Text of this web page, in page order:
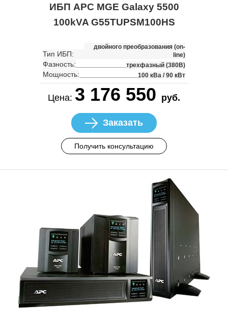
ИБП APC MGE Galaxy 5500
100kVA G55TUPSM100HS
Тип ИБП:
двойного преобразования (on-
line)
Фазность: трехфазный (380В)
Мощность: 100 кВа / 90 кВт
Цена: 3 176 550 руб.
Заказать
Получить консультацию